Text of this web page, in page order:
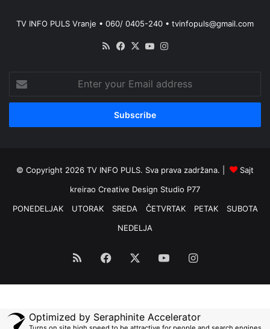
TV INFO PULS Vranje • 060/ 0405-240 • tvinfopuls@gmail.com
RSS Facebook
X YouTube
your
Email
© Copyright 2026 TV INFO PULS. Sva prava zadržana. |
Sajt
kreirao Creative Design Studio P77
PONEDELJAK
UTORAK SREDA ČETVRTAK PETAK
SUBOTA
NEDELJA
RSS Facebook YouTubeInstagram
Optimized by Seraphinite Accelerator